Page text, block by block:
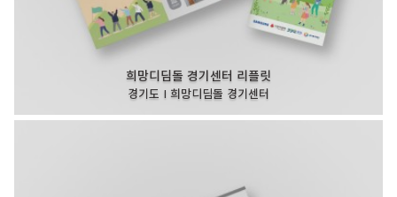
희망디딤돌 경기센터 리플릿
경기도 I 희망디딤돌 경기센터